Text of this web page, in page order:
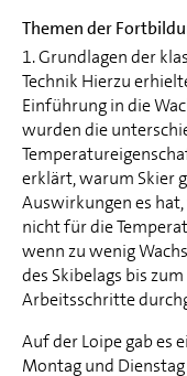
Themen der
1. Grundlagen der
Technik Hierzu
Einführung in die
wurden die
erklärt, warum Skier
Auswirkungen es
nicht für die
wenn zu wenig
des Skibelags bis
Arbeitsschritte
Auf der Loipe gab es
Montag und